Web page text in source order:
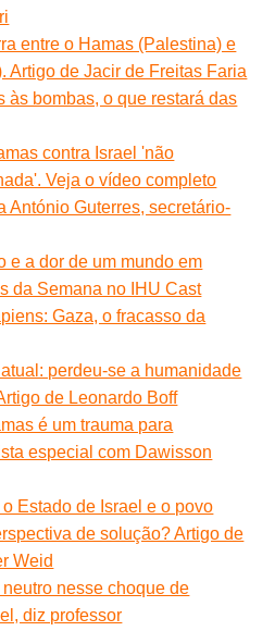
entre o Hamas (Palestina) e
Artigo de Jacir de Freitas Faria
às bombas, o que restará das
contra Israel 'não
Veja o vídeo completo
António Guterres, secretário-
e a dor de um mundo em
da Semana no IHU Cast
Gaza, o fracasso da
perdeu-se a humanidade
de Leonardo Boff
é um trauma para
especial com Dawisson
Estado de Israel e o povo
de solução? Artigo de
Weid
nesse choque de
diz professor